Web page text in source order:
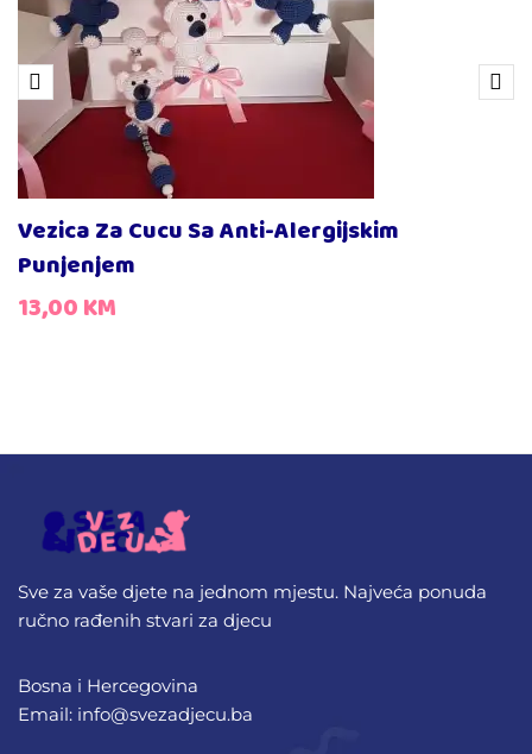
Vezica Za Cucu Sa Anti-Alergijskim
Punjenjem
13,00KM
Sve za vaše djete na jednom mjestu. Najveća ponuda
ručno rađenih stvari za djecu
Bosna i Hercegovina
Email: info@svezadjecu.ba